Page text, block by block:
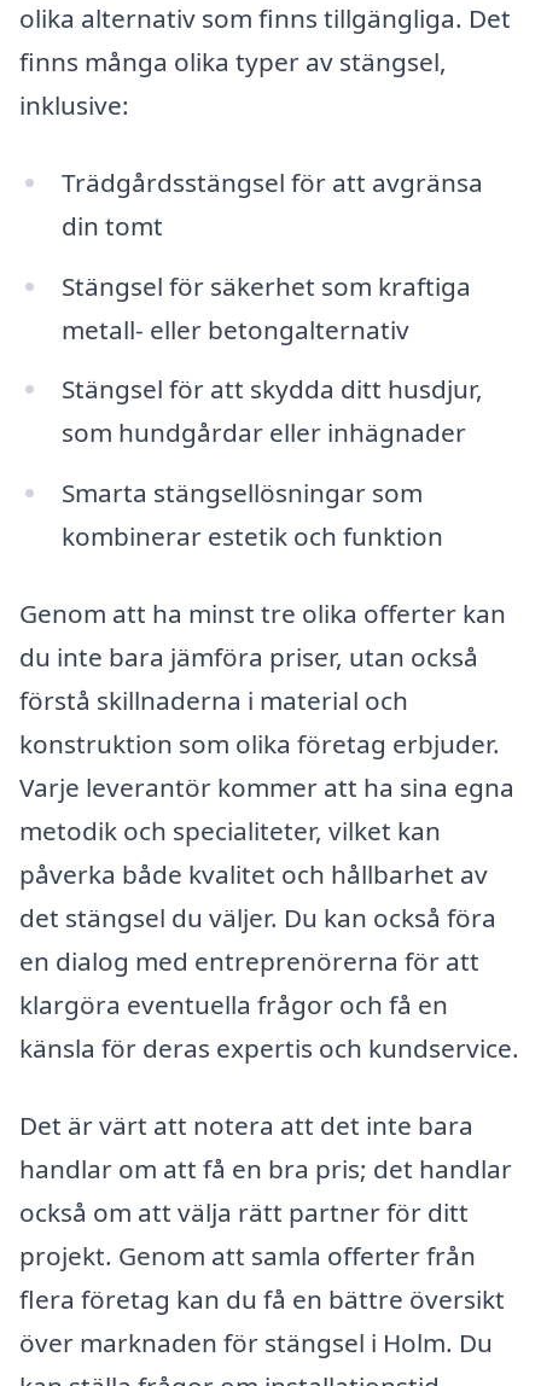
olika alternativ som finns tillgängliga. Det
finns många olika typer av stängsel,
inklusive:
Trädgårdsstängsel för att avgränsa
din tomt
Stängsel för säkerhet som kraftiga
metall- eller betongalternativ
Stängsel för att skydda ditt husdjur,
som hundgårdar eller inhägnader
Smarta stängsellösningar som
kombinerar estetik och funktion
Genom att ha minst tre olika offerter kan
du inte bara jämföra priser, utan också
förstå skillnaderna i material och
konstruktion som olika företag erbjuder.
Varje leverantör kommer att ha sina egna
metodik och specialiteter, vilket kan
påverka både kvalitet och hållbarhet av
det stängsel du väljer. Du kan också föra
en dialog med entreprenörerna för att
klargöra eventuella frågor och få en
känsla för deras expertis och kundservice.
Det är värt att notera att det inte bara
handlar om att få en bra pris; det handlar
också om att välja rätt partner för ditt
projekt. Genom att samla offerter från
flera företag kan du få en bättre översikt
över marknaden för stängsel i Holm. Du